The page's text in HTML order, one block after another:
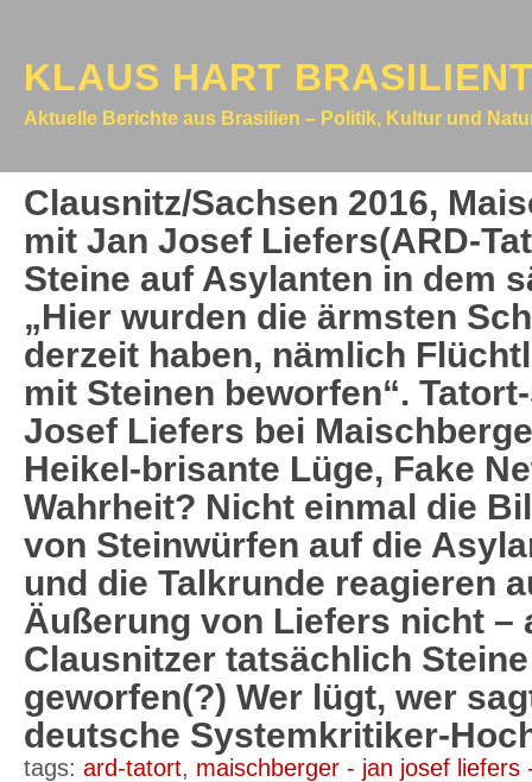
KLAUS HART
Aktuelle Berichte aus Brasilien – Politik, Kultur und
Clausnitz/Sachsen 2016,
mit Jan Josef Liefers(ARD-
Steine auf Asylanten in dem
„Hier wurden die ärmsten
derzeit haben, nämlich
mit Steinen beworfen“.
Josef Liefers bei
Heikel-brisante Lüge, Fake
Wahrheit? Nicht einmal die
von Steinwürfen auf die
und die Talkrunde reagieren
Äußerung von Liefers nicht –
Clausnitzer tatsächlich
geworfen(?) Wer lügt, wer
deutsche Systemkritiker-
tags: ard-tatort, maischberger - jan josef liefers